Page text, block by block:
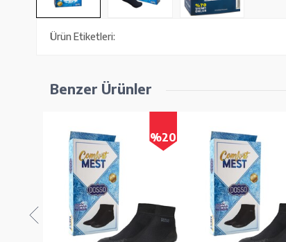
Ürün Etiketleri:
Benzer Ürünler
%20